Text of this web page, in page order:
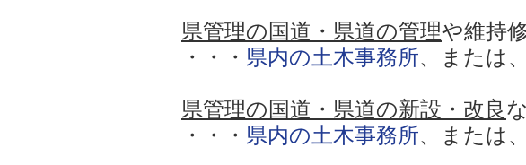
県管理の国道・県道の管理や維持
・・・ 県内の土木事務所、または、
県管理の国道・県道の新設・改良
・・・ 県内の土木事務所、または